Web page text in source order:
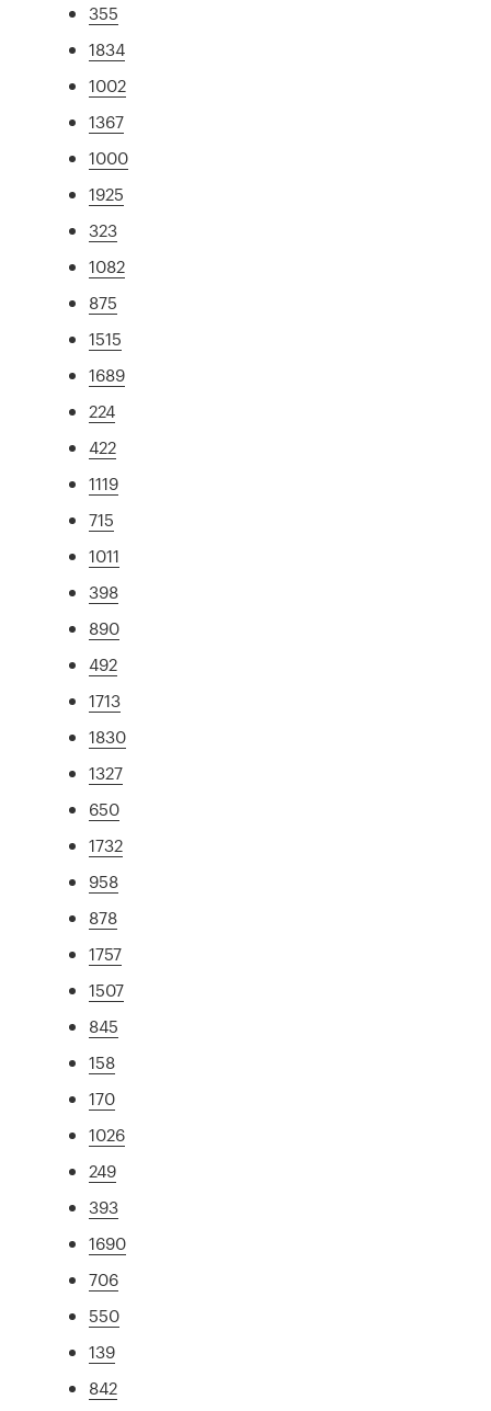
355
1834
1002
1367
1000
1925
323
1082
875
1515
1689
224
422
1119
715
1011
398
890
492
1713
1830
1327
650
1732
958
878
1757
1507
845
158
170
1026
249
393
1690
706
550
139
842